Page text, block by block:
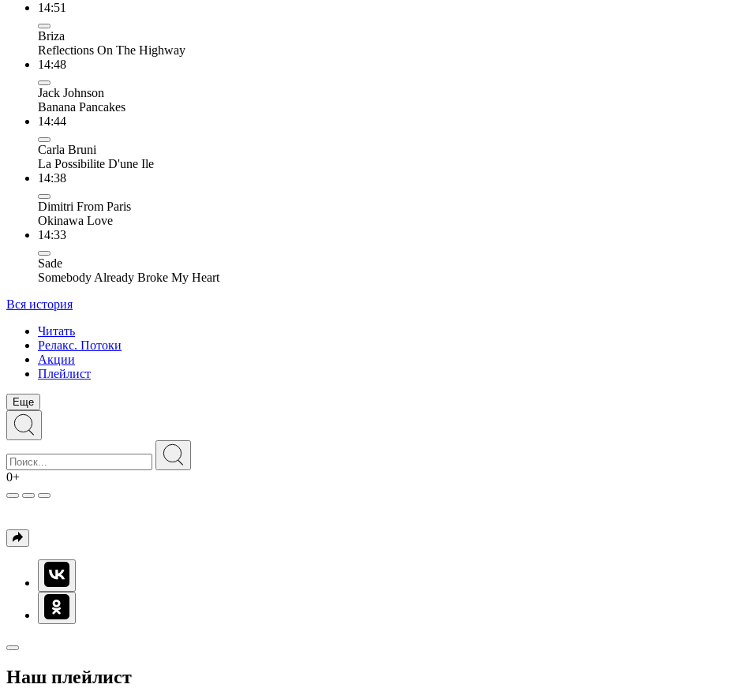
14:51
Briza
Reflections On The Highway
14:48
Jack Johnson
Banana Pancakes
14:44
Carla Bruni
La Possibilite D'une Ile
14:38
Dimitri From Paris
Okinawa Love
14:33
Sade
Somebody Already Broke My Heart
Вся история
Читать
Релакс. Потоки
Акции
Плейлист
Еще
0+
Наш плейлист